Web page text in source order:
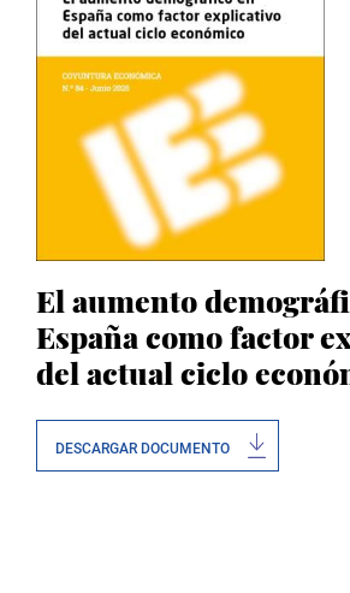
El aumento
España como factor
del actual ciclo
DESCARGAR DOCUMENTO